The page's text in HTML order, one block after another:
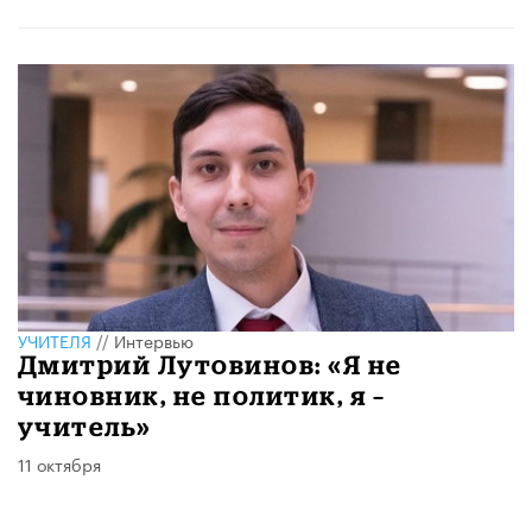
УЧИТЕЛЯ//Интервью
Дмитрий Лутовинов: «Я не
чиновник, не политик, я –
учитель»
11 октября